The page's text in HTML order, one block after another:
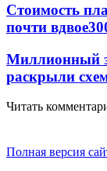
Стоимость
почти вдвое
Миллионный
раскрыли
Читать
Полная версия